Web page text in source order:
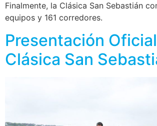
Finalmente, la Clásica San Sebastián
equipos y 161 corredores.
Presentación
Clásica San